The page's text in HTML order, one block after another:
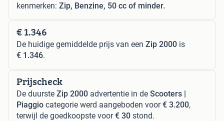
kenmerken: Zip, Benzine, 50 cc of minder.
€ 1.346
De huidige gemiddelde prijs van een Zip 2000 is
€ 1.346.
Prijscheck
De duurste Zip 2000 advertentie in de Scooters |
Piaggio categorie werd aangeboden voor€ 3.200,
terwijl de goedkoopste voor€ 30 stond.